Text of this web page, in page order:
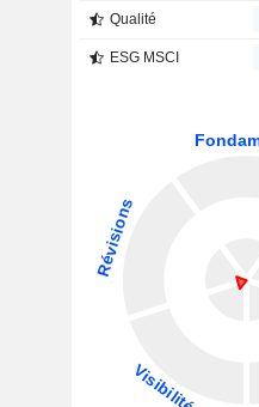
Qualité
ESG MSCI